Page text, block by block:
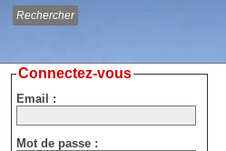
Connectez-vous
Email :
Mot de passe :